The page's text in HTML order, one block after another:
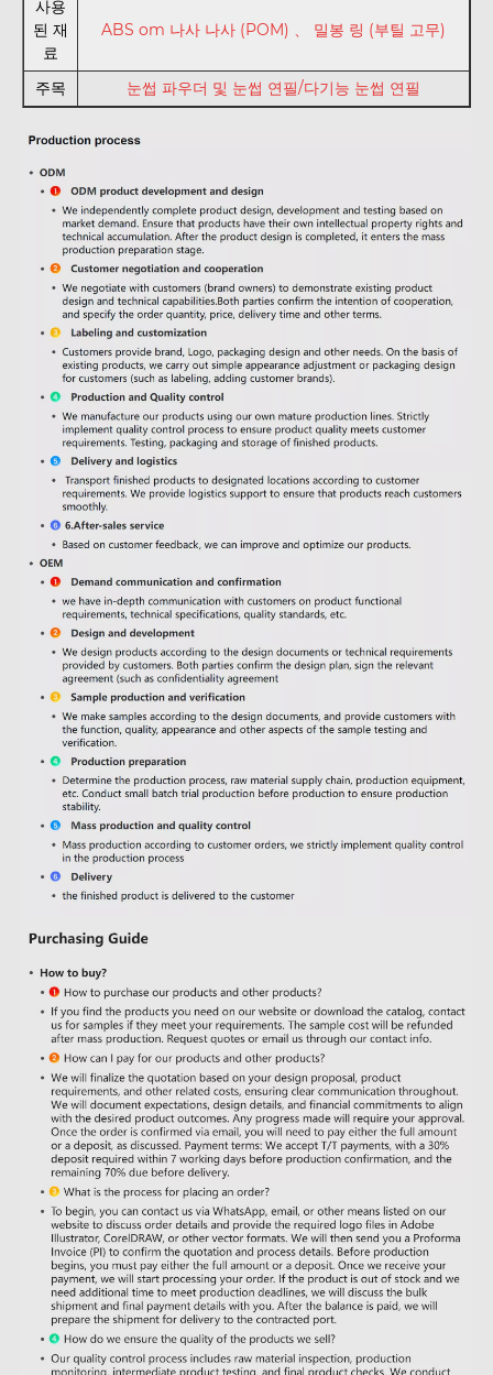
사용
된 재
료
ABS om 나사 나사 (POM) 、 밀봉 링 (부틸 고무)
주목 눈썹 파우더 및 눈썹 연필/다기능 눈썹 연필